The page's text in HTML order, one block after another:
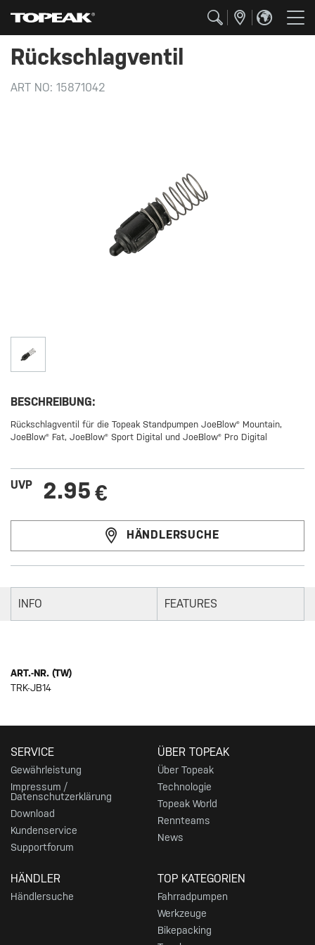
Rückschlagventil
ART NO: 15871042
BESCHREIBUNG:
Rückschlagventil für die Topeak Standpumpen JoeBlow® Mountain,
JoeBlow® Fat, JoeBlow® Sport Digital und JoeBlow® Pro Digital
UVP 2.95 €
HÄNDLERSUCHE
INFO FEATURES
ART.-NR. (TW)
TRK-JB14
SERVICE
Gewährleistung
Impressum /
Datenschutzerklärung
Download
Kundenservice
Supportforum
ÜBER TOPEAK
Über Topeak
Technologie
Topeak World
Rennteams
News
HÄNDLER
Händlersuche
TOP KATEGORIEN
Fahrradpumpen
Werkzeuge
Bikepacking